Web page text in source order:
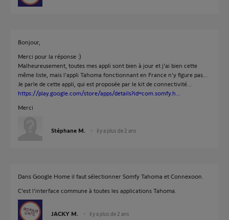
Bonjour,
Merci pour la réponse :)
Malheureusement, toutes mes appli sont bien à jour et j'ai bien cette
même liste, mais l'appli Tahoma fonctionnant en France n'y figure pas...
Je parle de cette appli, qui est proposée par le kit de connectivité...
https://play.google.com/store/apps/details?id=com.somfy.h...
Merci
Stéphane M. il y a plus de 2 ans
Dans Google Home il faut sélectionner Somfy Tahoma et Connexoon.
C'est l'interface commune à toutes les applications Tahoma.
JACKY M. il y a plus de 2 ans